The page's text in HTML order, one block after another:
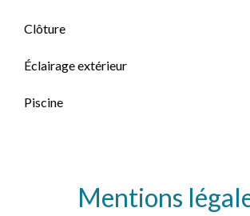
Clôture
Éclairage extérieur
Piscine
Mentions